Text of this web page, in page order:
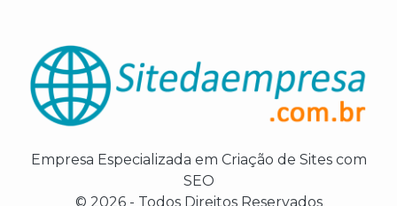
Empresa Especializada em Criação de Sites com
SEO
© 2026 - Todos Direitos Reservados